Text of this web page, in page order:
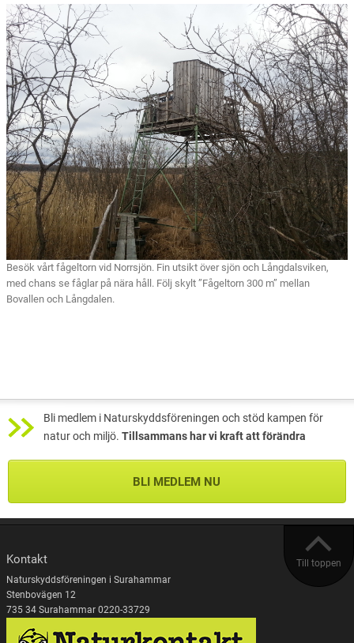
Besök vårt fågeltorn vid Norrsjön. Fin utsikt över sjön och Långdalsviken,
med chans se fåglar på nära håll. Följ skylt ”Fågeltorn 300 m” mellan
Bovallen och Långdalen.
Bli medlem i Naturskyddsföreningen och stöd kampen för
natur och miljö. Tillsammans har vi kraft att förändra
BLI MEDLEM NU
Till toppen
Kontakt
Naturskyddsföreningen i Surahammar
Stenbovägen 12
735 34 Surahammar 0220-33729